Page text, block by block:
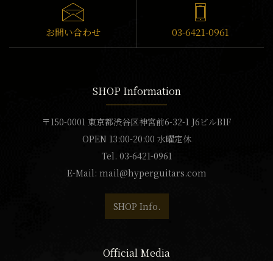
お問い合わせ 03-6421-0961
SHOP Information
〒150-0001 東京都渋谷区神宮前6-32-1 J6ビルB1F
OPEN 13:00-20:00 水曜定休
Tel. 03-6421-0961
E-Mail: mail@hyperguitars.com
SHOP Info.
Official Media